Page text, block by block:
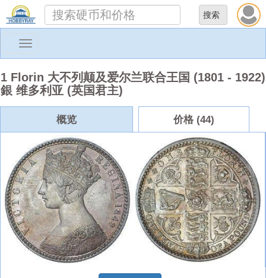
Toggle
1 Florin 大不列颠及爱尔兰联合王国 (1801 - 1922)
銀 维多利亚 (英国君主)
概览 价格 (44)